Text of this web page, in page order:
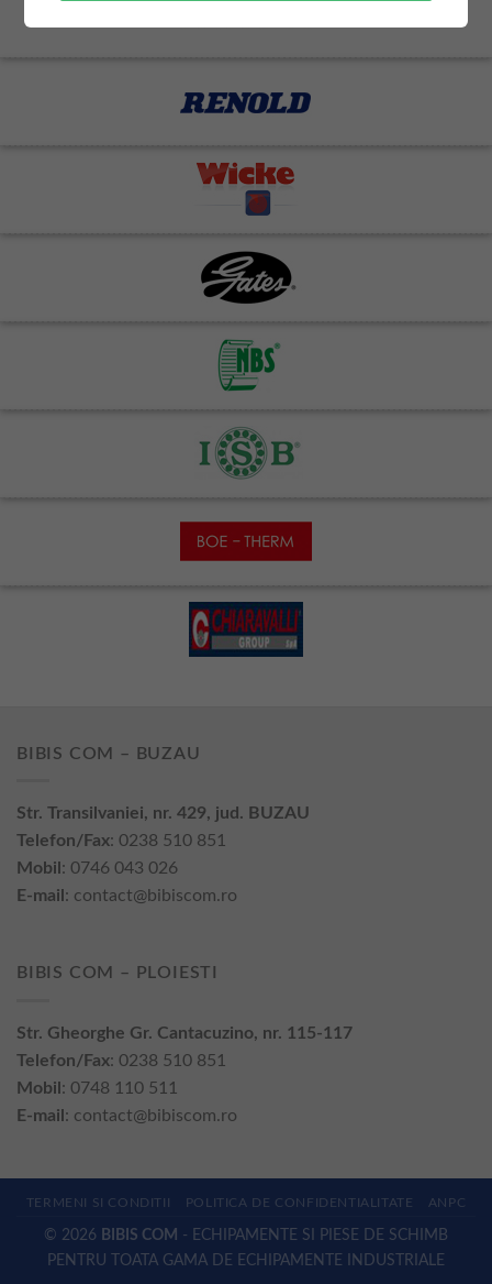
BIBIS COM – BUZAU
Str. Transilvaniei, nr. 429, jud. BUZAU
Telefon/Fax: 0238 510 851
Mobil : 0746 043 026
E-mail : contact@bibiscom.ro
BIBIS COM – PLOIESTI
Str. Gheorghe Gr. Cantacuzino, nr. 115-117
Telefon/Fax: 0238 510 851
Mobil : 0748 110 511
E-mail : contact@bibiscom.ro
TERMENI SI CONDITII POLITICA DE CONFIDENTIALITATE ANPC
© 2026 BIBIS COM - ECHIPAMENTE SI PIESE DE SCHIMB
PENTRU TOATA GAMA DE ECHIPAMENTE INDUSTRIALE